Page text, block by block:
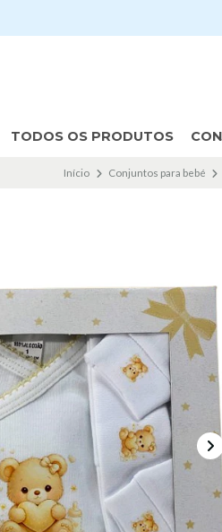
TODOS OS PRODUTOS
Início Conjuntos para bebé